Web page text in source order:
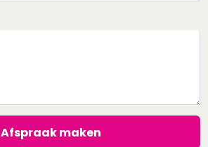
Afspraak maken